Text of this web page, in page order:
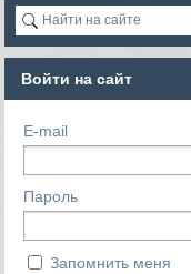
Войти на сайт
E-mail
Пароль
Запомнить меня